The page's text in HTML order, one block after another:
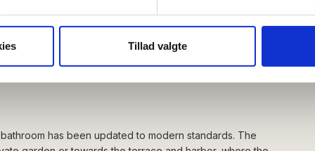
vores indhold og annoncer, til at vise dig funktioner til sociale
om din brug af vores hjemmeside med vores partnere
Tillad valgte
2 pm Check out (latest): 10 am
has been updated to modern standards. The